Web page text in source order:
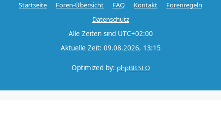
Startseite Foren-Übersicht FAQ Kontakt
Forenregeln
Datenschutz
Alle Zeiten sind UTC+02:00
Aktuelle Zeit: 09.08.2026, 13:15
Optimized by: phpBB SEO